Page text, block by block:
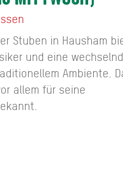
Stuben in Hausham
und eine
Ambiente.
allem für seine